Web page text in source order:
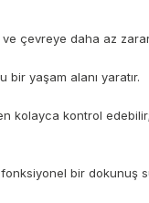
çevreye daha az
bir yaşam alanı yaratır.
kolayca kontrol
bir dokunuş